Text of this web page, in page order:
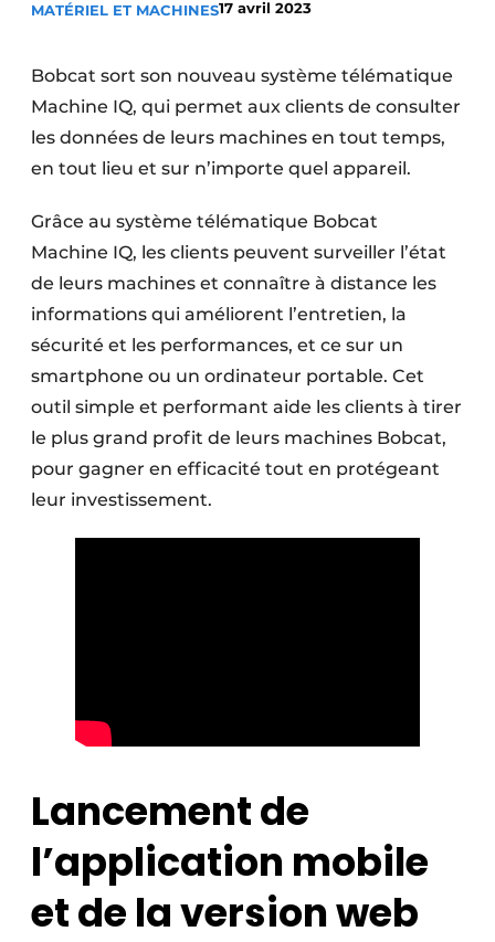
Construction bois
Contrôle d’accès
Fondations
Façades
Géotextiles
Infrastructures souterraines et égouttage
Techniques ferroviaires
MATÉRIEL ET MACHINES17 avril 2023
Bobcat sort son nouveau système télématique
Machine IQ, qui permet aux clients de consulter
les données de leurs machines en tout temps,
en tout lieu et sur n’importe quel appareil.
Grâce au système télématique Bobcat
Machine IQ, les clients peuvent surveiller l’état
de leurs machines et connaître à distance les
informations qui améliorent l’entretien, la
sécurité et les performances, et ce sur un
smartphone ou un ordinateur portable. Cet
outil simple et performant aide les clients à tirer
le plus grand profit de leurs machines Bobcat,
pour gagner en efficacité tout en protégeant
leur investissement.
Lancement de
l’application mobile
et de la version web